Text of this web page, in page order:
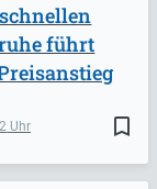
bookmark_border
führt